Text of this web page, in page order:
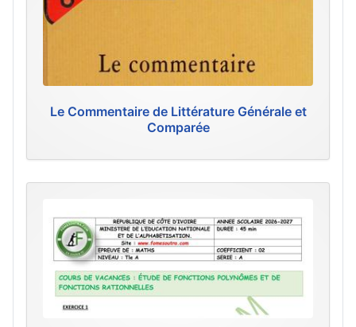
Le Commentaire de Littérature Générale et
Comparée